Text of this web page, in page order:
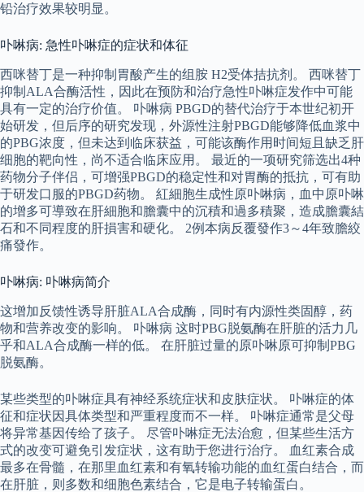
铅治疗效果较明显。
卟啉病: 急性卟啉症的症状和体征
西咪替丁是一种抑制胃酸产生的组胺 H2受体拮抗剂。 西咪替丁
抑制ALA合酶活性，因此在预防和治疗急性卟啉症发作中可能
具有一定的治疗价值。 卟啉病 PBGD的替代治疗于本世纪初开
始研发，但后序的研究发现，外源性注射PBGD能够降低血浆中
的PBG浓度，但未达到临床获益，可能该酶作用时间短且缺乏肝
细胞的靶向性，尚不适合临床应用。 最近的一项研究筛选出4种
药物分子伴侣，可增强PBGD的稳定性和对胃酶的抵抗，可有助
于研发口服的PBGD药物。 紅細胞生成性原卟啉病，血中原卟啉
的增多可導致在肝細胞和膽囊中的沉積和過多積聚，造成膽囊結
石和不同程度的肝損害和硬化。 2例本病反覆發作3～4年致膽絞
痛發作。
卟啉病: 卟啉病简介
这增加反馈性诱导肝脏ALA合成酶，同时有内源性类固醇，药
物和营养改变的影响。 卟啉病 这时PBG脱氨酶在肝脏的活力几
乎和ALA合成酶一样的低。 在肝脏过量的原卟啉原可抑制PBG
脱氨酶。
某些类型的卟啉症具有神经系统症状和皮肤症状。 卟啉症的体
征和症状因具体类型和严重程度而不一样。 卟啉症通常是父母
将异常基因传给了孩子。 尽管卟啉症无法治愈，但某些生活方
式的改变可避免引发症状，这有助于您进行治疗。 血红素合成
最多在骨髓，在那里血红素和有氧转输功能的血红蛋白结合，而
在肝脏，则多数和细胞色素结合，它是电子转输蛋白。